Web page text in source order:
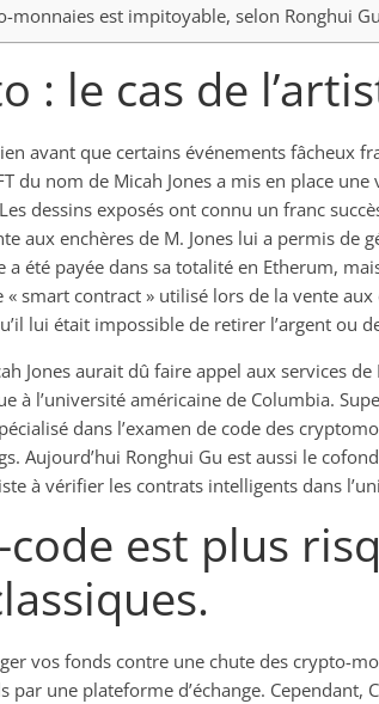
monnaies est impitoyable, selon Ronghui Gu
: le cas de
avant que certains événements fâcheux
du nom de Micah Jones a mis en place
dessins exposés ont connu un franc
aux enchères de M. Jones lui a permis de
été payée dans sa totalité en Etherum,
« smart contract » utilisé lors de la vente aux
lui était impossible de retirer l’argent ou
Jones aurait dû faire appel aux services de
à l’université américaine de Columbia.
dans l’examen de code des
Aujourd’hui Ronghui Gu est aussi le
à vérifier les contrats intelligents dans
est plus
vos fonds contre une chute des crypto-
par une plateforme d’échange. Cependant,